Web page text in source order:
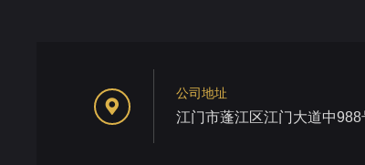
公司地址
江门市蓬江区江门大道中988